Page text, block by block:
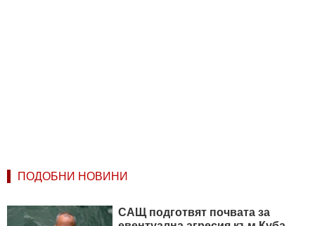
ПОДОБНИ НОВИНИ
САЩ подготвят почвата за